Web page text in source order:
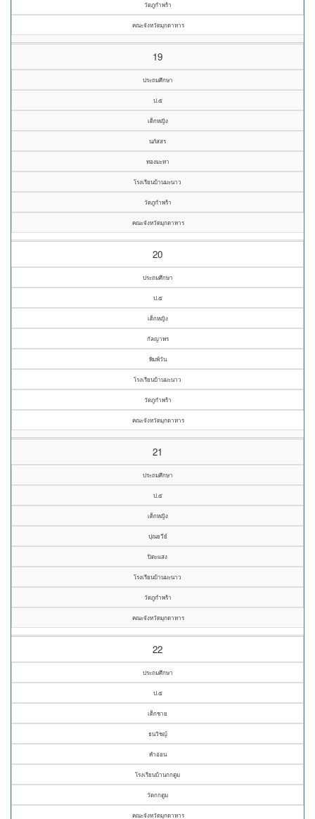
วัดภูกำพร้า
คณะจังหวัดมุกดาหาร
19
ประถมศึกษา
ป.๕
เด็กหญิง
นภัสสร
ทองมะหา
โรงเรียนบ้านมะนาว
วัดภูกำพร้า
คณะจังหวัดมุกดาหาร
20
ประถมศึกษา
ป.๕
เด็กหญิง
กัลญาพร
พิมพ์วัน
โรงเรียนบ้านมะนาว
วัดภูกำพร้า
คณะจังหวัดมุกดาหาร
21
ประถมศึกษา
ป.๕
เด็กหญิง
ปุณยวีย์
ปิตะแสง
โรงเรียนบ้านมะนาว
วัดภูกำพร้า
คณะจังหวัดมุกดาหาร
22
ประถมศึกษา
ป.๕
เด็กชาย
ธนวิชญ์
คำอ่อน
โรงเรียนบ้านกกตูม
วัดกกตูม
คณะจังหวัดมุกดาหาร